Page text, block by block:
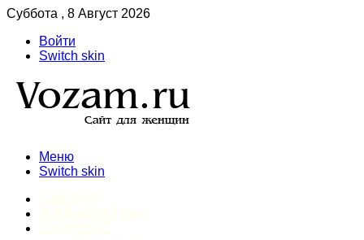
Суббота , 8 Август 2026
Войти
Switch skin
Меню
Switch skin